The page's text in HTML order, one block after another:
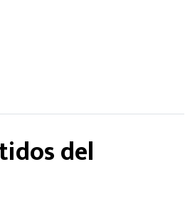
del